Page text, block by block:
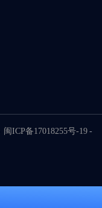
闽ICP备17018255号-19 -